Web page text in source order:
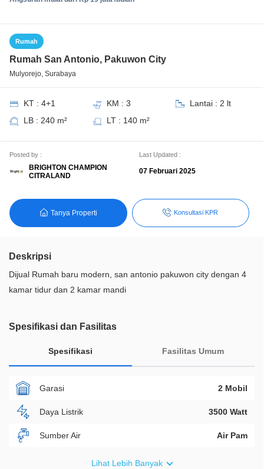
Rumah
Rumah San Antonio, Pakuwon City
Mulyorejo, Surabaya
KT : 4+1 KM : 3
Lantai : 2 lt
LB : 240 m²
LT : 140 m²
Posted by :
BRIGHTON CHAMPION
CITRALAND
Last Updated :
07 Februari 2025
Tanya Properti Konsultasi KPR
Deskripsi
Dijual Rumah baru modern, san antonio pakuwon city dengan 4
kamar tidur dan 2 kamar mandi
Spesifikasi dan Fasilitas
Spesifikasi Fasilitas Umum
Garasi 2 Mobil
Daya Listrik 3500 Watt
Sumber Air Air Pam
Lihat Lebih Banyak